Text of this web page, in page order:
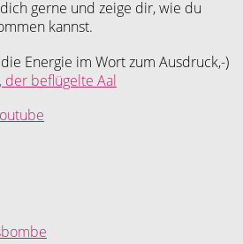
gerne und zeige dir, wie du
kannst.
Energie im Wort zum Ausdruck,-)
der beflügelte Aal